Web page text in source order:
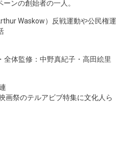
ーンの創始者の一人。
Waskow）反戦運動や公民権運
体監修：中野真紀子・高田絵里
画祭のテルアビブ特集に文化人ら